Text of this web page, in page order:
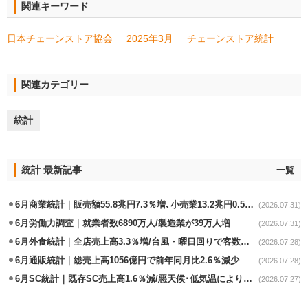
関連キーワード
日本チェーンストア協会 2025年3月 チェーンストア統計
関連カテゴリー
統計
統計 最新記事 一覧
6月商業統計｜販売額55.8兆円7.3％増､小売業13.2兆円0.5％増 (2026.07.31)
6月労働力調査｜就業者数6890万人/製造業が39万人増 (2026.07.31)
6月外食統計｜全店売上高3.3％増/台風・曜日回りで客数失速も単価上昇が下支え (2026.07.28)
6月通販統計｜総売上高1056億円で前年同月比2.6％減少 (2026.07.28)
6月SC統計｜既存SC売上高1.6％減/悪天候･低気温により夏物不振 (2026.07.27)